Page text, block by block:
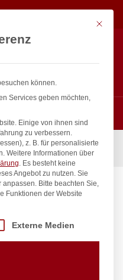
/ exkl. MwSt.
Warenkorb
Mit
können.
Services geben möchten,
Einige von ihnen sind
zu verbessern.
z. B. für personalisierte
Weitere Informationen über
. Es besteht keine
Angebot zu nutzen. Sie
anpassen. Bitte beachten Sie,
Funktionen der Website
erteilt werden kann.
Externe Medien